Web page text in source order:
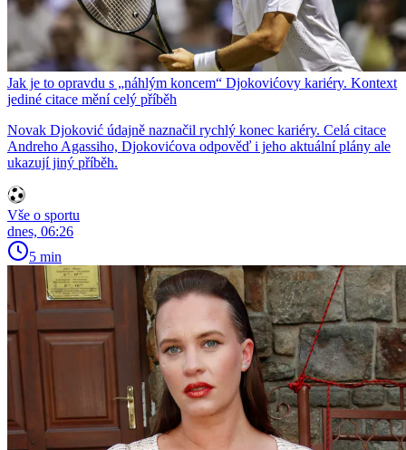
Jak je to opravdu s „náhlým koncem“ Djokovićovy kariéry. Kontext
jediné citace mění celý příběh
Novak Djoković údajně naznačil rychlý konec kariéry. Celá citace
Andreho Agassiho, Djokovićova odpověď i jeho aktuální plány ale
ukazují jiný příběh.
Vše o sportu
dnes, 06:26
5 min